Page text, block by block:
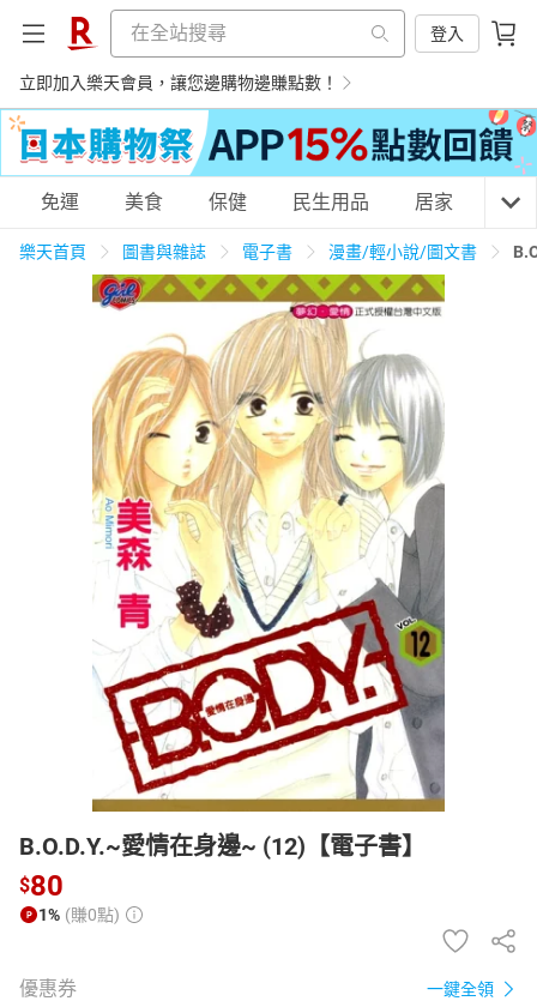
登入
立即加入樂天會員，讓您邊購物邊賺點數！
購物網分類
養生保健 民生用品
居家生活 3C家電 運動休閒 親子玩具
女裝 男裝 化妝保養
電子/紙本書
HOT
免運 美食 保健 民生用品 居家 3C
樂天首頁 圖書與雜誌 電子書 漫畫/輕小說/圖文書
B.O.D.Y.~愛情在身邊~ (12)【電子書】
$80
1% (賺0點)
優惠券 一鍵全領